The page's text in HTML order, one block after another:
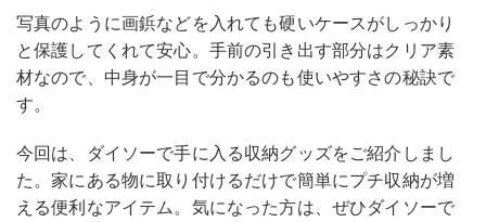
写真のように画鋲などを入れても硬いケースがしっかり
と保護してくれて安心。手前の引き出す部分はクリア素
材なので、中身が一目で分かるのも使いやすさの秘訣で
す。
今回は、ダイソーで手に入る収納グッズをご紹介しまし
た。家にある物に取り付けるだけで簡単にプチ収納が増
える便利なアイテム。気になった方は、ぜひダイソーで